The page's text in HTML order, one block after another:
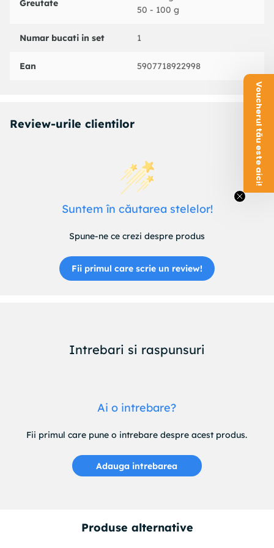
Greutate
50 - 100 g
Numar bucati in set 1
Ean 5907718922998
Review-urile clientilor
Suntem în căutarea stelelor!
Spune-ne ce crezi despre produs
Fii primul care scrie un review!
Intrebari si raspunsuri
Ai o intrebare?
Fii primul care pune o intrebare despre acest produs.
Adauga intrebarea
Produse alternative
Voucherul tău este aici!